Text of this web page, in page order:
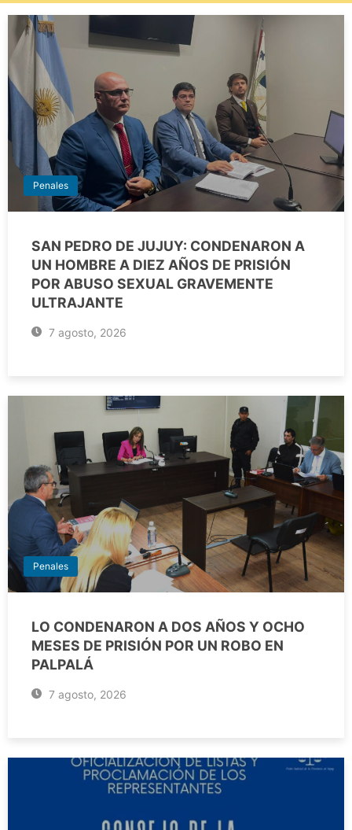
Penales
SAN PEDRO DE JUJUY: CONDENARON A
UN HOMBRE A DIEZ AÑOS DE PRISIÓN
POR ABUSO SEXUAL GRAVEMENTE
ULTRAJANTE
7 agosto, 2026
Penales
LO CONDENARON A DOS AÑOS Y OCHO
MESES DE PRISIÓN POR UN ROBO EN
PALPALÁ
7 agosto, 2026